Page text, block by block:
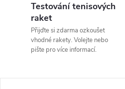
Testování tenisových
raket
Přijďte si zdarma ozkoušet
vhodné rakety. Volejte nebo
pište pro více informací.